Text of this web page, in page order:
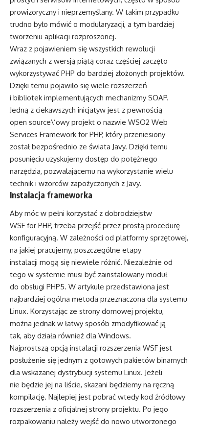
prowizoryczny i nieprzemyślany. W takim przypadku
trudno było mówić o modularyzacji, a tym bardziej
tworzeniu aplikacji rozproszonej.
Wraz z pojawieniem się wszystkich rewolucji
związanych z wersją piątą coraz częściej zaczęto
wykorzystywać PHP do bardziej złożonych projektów.
Dzięki temu pojawiło się wiele rozszerzeń
i bibliotek implementujących mechanizmy SOAP.
Jedną z ciekawszych inicjatyw jest z pewnością
open source\’owy projekt o nazwie WSO2 Web
Services Framework for PHP, który przeniesiony
został bezpośrednio ze świata Javy. Dzięki temu
posunięciu uzyskujemy dostęp do potężnego
narzędzia, pozwalającemu na wykorzystanie wielu
technik i wzorców zapożyczonych z Javy.
Instalacja frameworka
Aby móc w pełni korzystać z dobrodziejstw
WSF for PHP, trzeba przejść przez prostą procedurę
konfiguracyjną. W zależności od platformy sprzętowej,
na jakiej pracujemy, poszczególne etapy
instalacji mogą się niewiele różnić. Niezależnie od
tego w systemie musi być zainstalowany moduł
do obsługi PHP5. W artykule przedstawiona jest
najbardziej ogólna metoda przeznaczona dla systemu
Linux. Korzystając ze strony domowej projektu,
można jednak w łatwy sposób zmodyfikować ją
tak, aby działa również dla Windows.
Najprostszą opcją instalacji rozszerzenia WSF jest
posłużenie się jednym z gotowych pakietów binarnych
dla wskazanej dystrybucji systemu Linux. Jeżeli
nie będzie jej na liście, skazani będziemy na ręczną
kompilację. Najlepiej jest pobrać wtedy kod źródłowy
rozszerzenia z oficjalnej strony projektu. Po jego
rozpakowaniu należy wejść do nowo utworzonego